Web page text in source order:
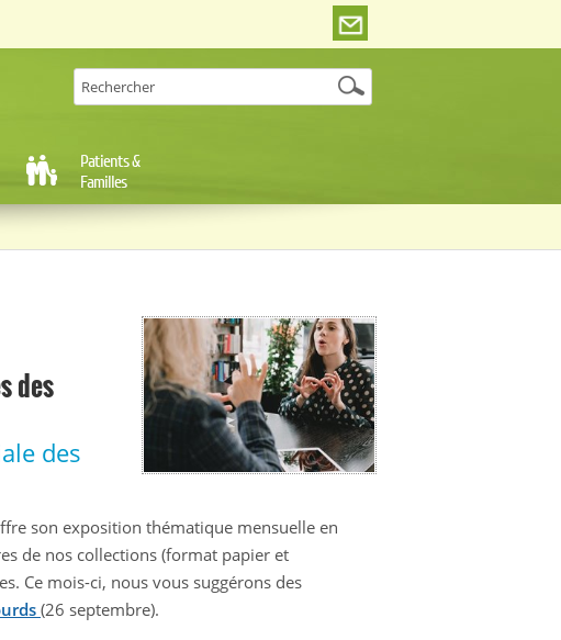
Patients &
Familles
des
des
son exposition thématique mensuelle en
de nos collections (format papier et
Ce mois-ci, nous vous suggérons des
(26 septembre).